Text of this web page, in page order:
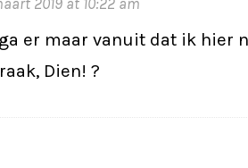
2019 at 10:22 am
er maar vanuit dat ik hier
Dien! ?